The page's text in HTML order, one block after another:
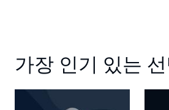
가장 인기 있는